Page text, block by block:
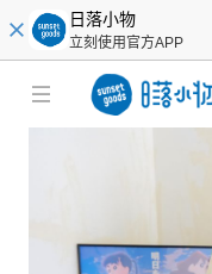
日落小物
立刻使用官方APP